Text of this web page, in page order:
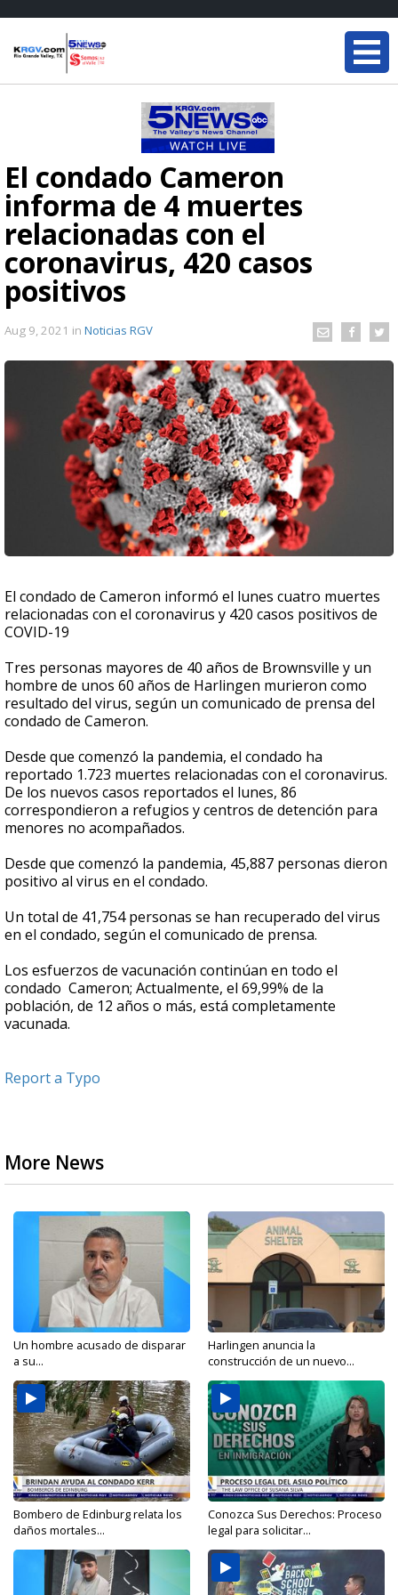
El condado Cameron
informa de 4 muertes
relacionadas con el
coronavirus, 420 casos
positivos
Aug 9, 2021 in Noticias RGV
El condado de Cameron informó el lunes cuatro muertes
relacionadas con el coronavirus y 420 casos positivos de
COVID-19
Tres personas mayores de 40 años de Brownsville y un
hombre de unos 60 años de Harlingen murieron como
resultado del virus, según un comunicado de prensa del
condado de Cameron.
Desde que comenzó la pandemia, el condado ha
reportado 1.723 muertes relacionadas con el coronavirus.
De los nuevos casos reportados el lunes, 86
correspondieron a refugios y centros de detención para
menores no acompañados.
Desde que comenzó la pandemia, 45,887 personas dieron
positivo al virus en el condado.
Un total de 41,754 personas se han recuperado del virus
en el condado, según el comunicado de prensa.
Los esfuerzos de vacunación continúan en todo el
condado Cameron; Actualmente, el 69,99% de la
población, de 12 años o más, está completamente
vacunada.
Report a Typo
More News
Un hombre acusado de disparar
a su...
Harlingen anuncia la
construcción de un nuevo...
Bombero de Edinburg relata los
daños mortales...
Conozca Sus Derechos: Proceso
legal para solicitar...